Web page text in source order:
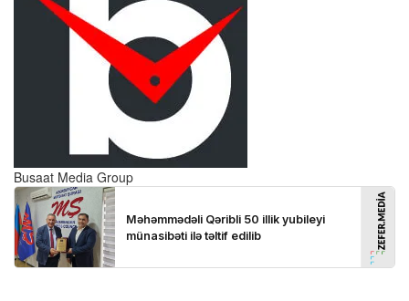
Busaat Media Group